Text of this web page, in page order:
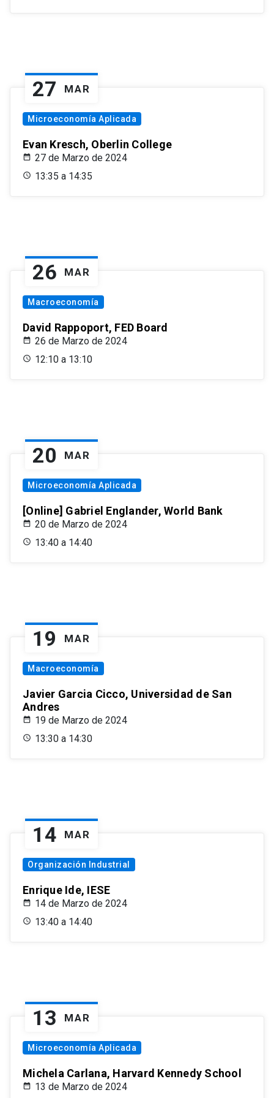
27 MAR
Microeconomía Aplicada
Evan Kresch, Oberlin College
27 de Marzo de 2024
13:35 a 14:35
26 MAR
Macroeconomía
David Rappoport, FED Board
26 de Marzo de 2024
12:10 a 13:10
20 MAR
Microeconomía Aplicada
[Online] Gabriel Englander, World Bank
20 de Marzo de 2024
13:40 a 14:40
19 MAR
Macroeconomía
Javier Garcia Cicco, Universidad de San
Andres
19 de Marzo de 2024
13:30 a 14:30
14 MAR
Organización Industrial
Enrique Ide, IESE
14 de Marzo de 2024
13:40 a 14:40
13 MAR
Microeconomía Aplicada
Michela Carlana, Harvard Kennedy School
13 de Marzo de 2024